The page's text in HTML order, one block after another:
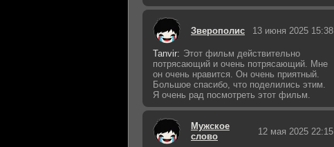
Зверополис 13 июня 2025 15:38
Tanvir: Этот фильм действительно
потрясающий и очень потрясающий. Мне
он очень нравится. Он очень приятный.
Большое спасибо, что поделились этим.
Я очень рад посмотреть этот фильм.
Мужское
слово
12 мая 2025 22:15